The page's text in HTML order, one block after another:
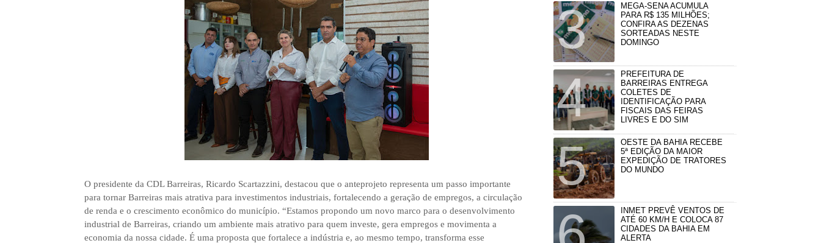
O presidente da CDL Barreiras, Ricardo Scartazzini, destacou que o anteprojeto representa um passo importante
para tornar Barreiras mais atrativa para investimentos industriais, fortalecendo a geração de empregos, a circulação
de renda e o crescimento econômico do município. “Estamos propondo um novo marco para o desenvolvimento
industrial de Barreiras, criando um ambiente mais atrativo para quem investe, gera empregos e movimenta a
economia da nossa cidade. É uma proposta que fortalece a indústria e, ao mesmo tempo, transforma esse
MEGA-SENA ACUMULA
PARA R$ 135 MILHÕES;
CONFIRA AS DEZENAS
SORTEADAS NESTE
DOMINGO
PREFEITURA DE
BARREIRAS ENTREGA
COLETES DE
IDENTIFICAÇÃO PARA
FISCAIS DAS FEIRAS
LIVRES E DO SIM
OESTE DA BAHIA RECEBE
5ª EDIÇÃO DA MAIOR
EXPEDIÇÃO DE TRATORES
DO MUNDO
INMET PREVÊ VENTOS DE
ATÉ 60 KM/H E COLOCA 87
CIDADES DA BAHIA EM
ALERTA